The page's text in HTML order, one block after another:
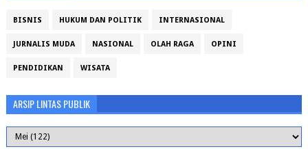
BISNIS HUKUM DAN POLITIK INTERNASIONAL
JURNALIS MUDA NASIONAL OLAH RAGA OPINI
PENDIDIKAN WISATA
ARSIP LINTAS PUBLIK